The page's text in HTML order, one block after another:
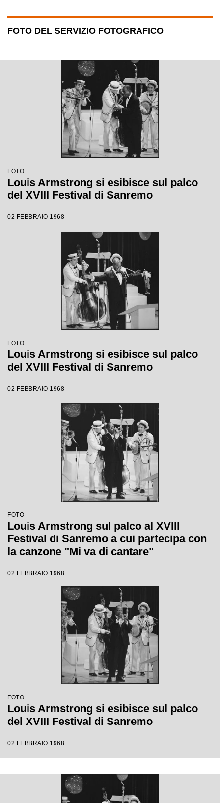
FOTO DEL SERVIZIO FOTOGRAFICO
FOTO
Louis Armstrong si esibisce sul palco
del XVIII Festival di Sanremo
02 FEBBRAIO 1968
FOTO
Louis Armstrong si esibisce sul palco
del XVIII Festival di Sanremo
02 FEBBRAIO 1968
FOTO
Louis Armstrong sul palco al XVIII
Festival di Sanremo a cui partecipa con
la canzone "Mi va di cantare"
02 FEBBRAIO 1968
FOTO
Louis Armstrong si esibisce sul palco
del XVIII Festival di Sanremo
02 FEBBRAIO 1968